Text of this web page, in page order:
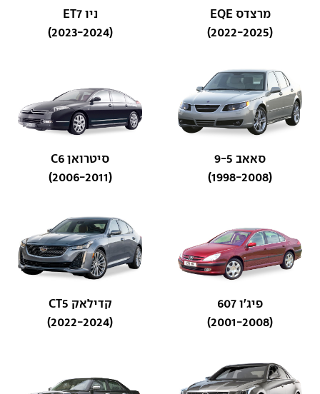
מרצדס EQE
(2022-2025)
ניו ET7
(2023-2024)
סאאב 9-5
(1998-2008)
סיטרואן C6
(2006-2011)
פיג'ו 607
(2001-2008)
קדילאק CT5
(2022-2024)